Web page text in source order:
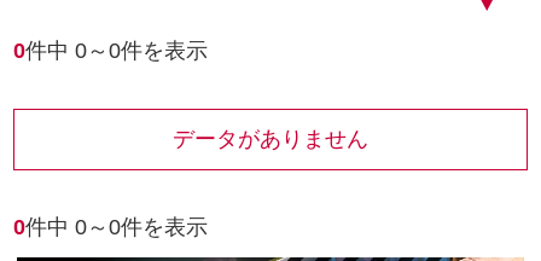
0件中0～0件を表示
データがありません
0件中0～0件を表示